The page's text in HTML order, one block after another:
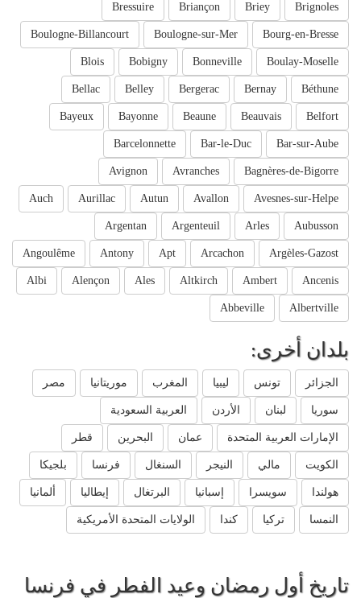
Brignoles
Briey
Briançon
Bressuire
Bourg-en-Bresse
Boulogne-sur-Mer
Boulogne-Billancourt
Boulay-Moselle
Bonneville
Bobigny
Blois
Béthune
Bernay
Bergerac
Belley
Bellac
Belfort
Beauvais
Beaune
Bayonne
Bayeux
Bar-sur-Aube
Bar-le-Duc
Barcelonnette
Bagnères-de-Bigorre
Avranches
Avignon
Avesnes-sur-Helpe
Avallon
Autun
Aurillac
Auch
Aubusson
Arles
Argenteuil
Argentan
Argèles-Gazost
Arcachon
Apt
Antony
Angoulême
Ancenis
Ambert
Altkirch
Ales
Alençon
Albi
Albertville
Abbeville
بلدان أخرى:
الجزائر تونس ليبيا المغرب موريتانيا مصر
سوريا لبنان الأردن العربية السعودية
الإمارات العربية المتحدة عمان البحرين قطر
الكويت مالي النيجر السنغال فرنسا بلجيكا
هولندا سويسرا إسبانيا البرتغال إيطاليا ألمانيا
النمسا تركيا كندا الولايات المتحدة الأمريكية
تاريخ أول رمضان وعيد الفطر في فرنسا